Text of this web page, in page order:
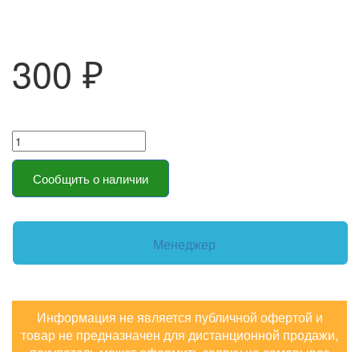
300 ₽
Сообщить о наличии
Менеджер
Информация не является публичной офертой и
товар не предназначен для дистанционной продажи,